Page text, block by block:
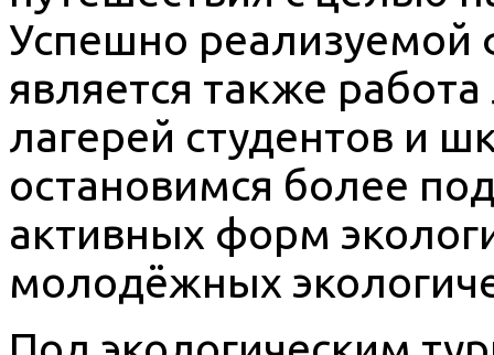
Успешно реализуемой
является также
лагерей студентов и
остановимся более
активных форм
молодёжных